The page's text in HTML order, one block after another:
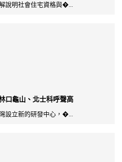
說明社會住宅資格與�...
口龜山、北士科呼聲高
設立新的研發中心，�...